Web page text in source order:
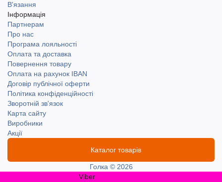
В'язання
Інформація
Партнерам
Про нас
Програма лояльності
Оплата та доставка
Повернення товару
Оплата на рахунок IBAN
Договір публічної оферти
Політика конфіденційності
Зворотній зв'язок
Карта сайту
Виробники
Акції
Каталог товарів
Голка © 2026
Viber